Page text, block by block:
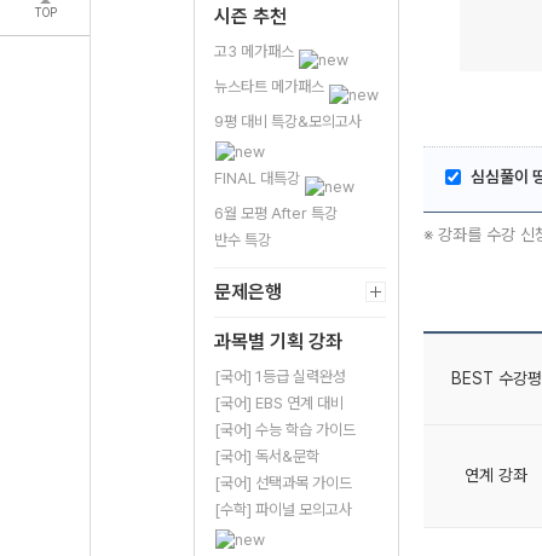
TOP 시즌 추천
고3 메가패스
뉴스타트 메가패스
9평 대비 특강&모의고사
FINAL 대특강
6월 모평 After 특강
반수 특강
문제은행
과목별 기획 강좌
[국어] 1등급 실력완성
[국어] EBS 연계 대비
[국어] 수능 학습 가이드
[국어] 독서&문학
[국어] 선택과목 가이드
[수학] 파이널 모의고사
심심풀이
※ 강좌를 수강 신
BEST 수강평
연계 강좌